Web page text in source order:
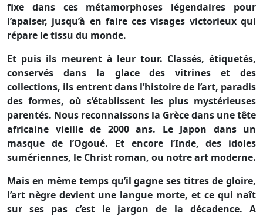
fixe dans ces métamorphoses légendaires pour
l’apaiser, jusqu’à en faire ces visages victorieux qui
répare le tissu du monde.
Et puis ils meurent à leur tour. Classés, étiquetés,
conservés dans la glace des vitrines et des
collections, ils entrent dans l’histoire de l’art, paradis
des formes, où s’établissent les plus mystérieuses
parentés. Nous reconnaissons la Grècedans une tête
africaine vieille de 2000 ans. Le Japon dans un
masque de l’Ogoué. Et encore l’Inde, des idoles
sumériennes, le Christ roman, ou notre art moderne.
Mais en même temps qu’il gagne ses titres de gloire,
l’art nègre devient une langue morte, et ce qui naît
sur ses pas c’est le jargon de la décadence. A